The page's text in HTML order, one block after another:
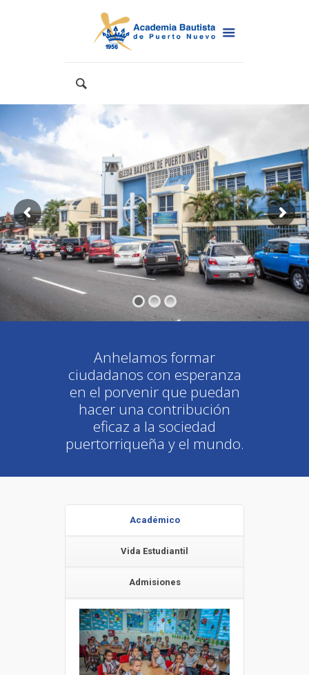
Anhelamos formar
ciudadanos con esperanza
en el porvenir que puedan
hacer una contribución
eficaz a la sociedad
puertorriqueña y el mundo.
Académico
Vida Estudiantil
Admisiones